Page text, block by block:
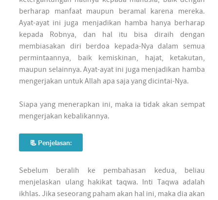
berharap manfaat maupun beramal karena mereka.
Ayat-ayat ini juga menjadikan hamba hanya berharap
kepada Robnya, dan hal itu bisa diraih dengan
membiasakan diri berdoa kepada-Nya dalam semua
permintaannya, baik kemiskinan, hajat, ketakutan,
maupun selainnya. Ayat-ayat ini juga menjadikan hamba
mengerjakan untuk Allah apa saja yang dicintai-Nya.
Siapa yang menerapkan ini, maka ia tidak akan sempat
mengerjakan kebalikannya.
📃 Penjelasan:
Sebelum beralih ke pembahasan kedua, beliau
menjelaskan ulang hakikat taqwa. Inti Taqwa adalah
ikhlas. Jika seseorang paham akan hal ini, maka dia akan